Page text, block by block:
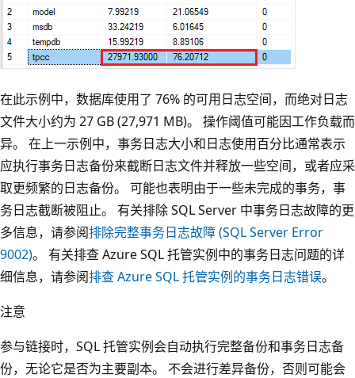
在此示例中，数据库使用了 76% 的可用日志空间，而绝对日志
文件大小约为 27 GB (27,971 MB)。 操作阈值可能因工作负载而
异。 在上一示例中，事务日志大小和日志使用百分比通常表示
应执行事务日志备份来截断日志文件并释放一些空间，或者应采
取更频繁的日志备份。 可能也表明由于一些未完成的事务，事
务日志截断被阻止。 有关排除 SQL Server 中事务日志故障的更
多信息，请参阅排除完整事务日志故障 (SQL Server Error
9002)。 有关排查 Azure SQL 托管实例中的事务日志问题的详
细信息，请参阅排查 Azure SQL 托管实例的事务日志错误。
注意
参与链接时，SQL 托管实例会自动执行完整备份和事务日志备
份，无论它是否为主要副本。 不会进行差异备份，否则可能会